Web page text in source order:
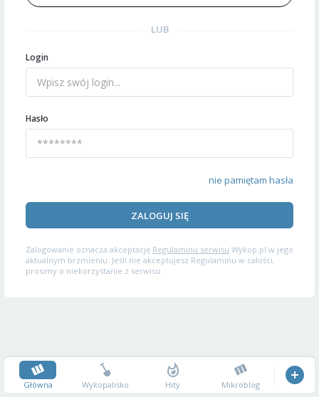
LUB
Login
Hasło
nie pamiętam hasła
ZALOGUJ SIĘ
Zalogowanie oznacza akceptację Regulaminu serwisu Wykop.pl w jego
aktualnym brzmieniu. Jeśli nie akceptujesz Regulaminu w całości,
prosimy o niekorzystanie z serwisu.
Główna Wykopalisko Hity Mikroblog